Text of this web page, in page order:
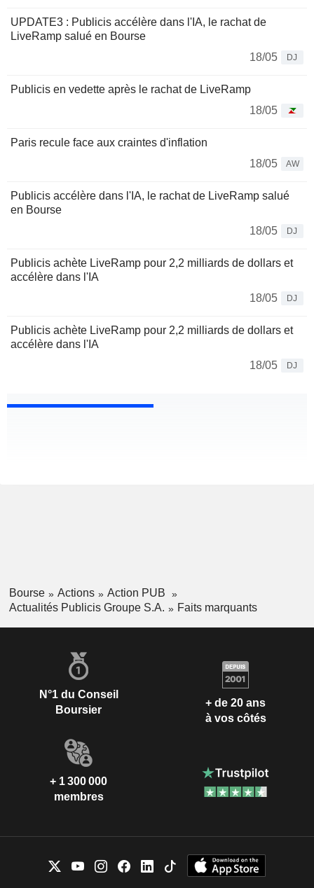
UPDATE3 : Publicis accélère dans l'IA, le rachat de
LiveRamp salué en Bourse
18/05
DJ
Publicis en vedette après le rachat de LiveRamp
18/05
Paris recule face aux craintes d'inflation
18/05
AW
Publicis accélère dans l'IA, le rachat de LiveRamp salué
en Bourse
18/05
DJ
Publicis achète LiveRamp pour 2,2 milliards de dollars et
accélère dans l'IA
18/05
DJ
Publicis achète LiveRamp pour 2,2 milliards de dollars et
accélère dans l'IA
18/05
DJ
Bourse Actions
Action PUB
Actualités Publicis Groupe S.A.
Faits marquants
N°1 du Conseil
Boursier
+ de 20 ans
à vos côtés
+ 1 300 000
membres